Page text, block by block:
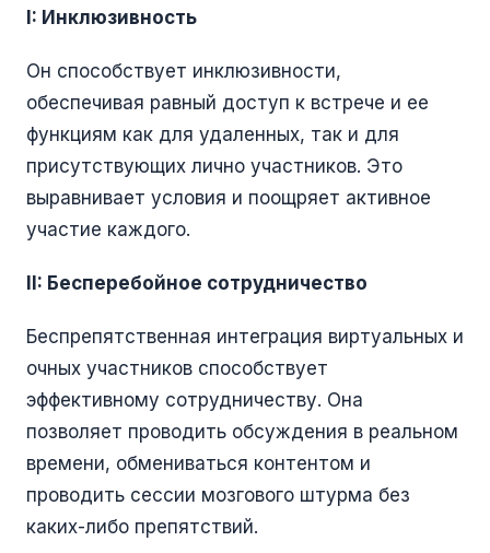
I: Инклюзивность
Он способствует инклюзивности,
обеспечивая равный доступ к встрече и ее
функциям как для удаленных, так и для
присутствующих лично участников. Это
выравнивает условия и поощряет активное
участие каждого.
II: Бесперебойное сотрудничество
Беспрепятственная интеграция виртуальных и
очных участников способствует
эффективному сотрудничеству. Она
позволяет проводить обсуждения в реальном
времени, обмениваться контентом и
проводить сессии мозгового штурма без
каких-либо препятствий.